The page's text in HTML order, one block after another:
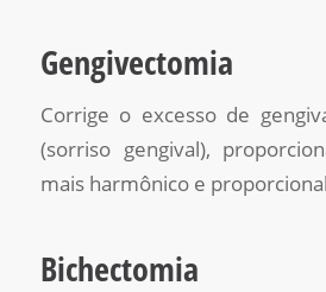
Gengivectomia
Corrige o excesso de
(sorriso gengival),
mais harmônico e
Bichectomia